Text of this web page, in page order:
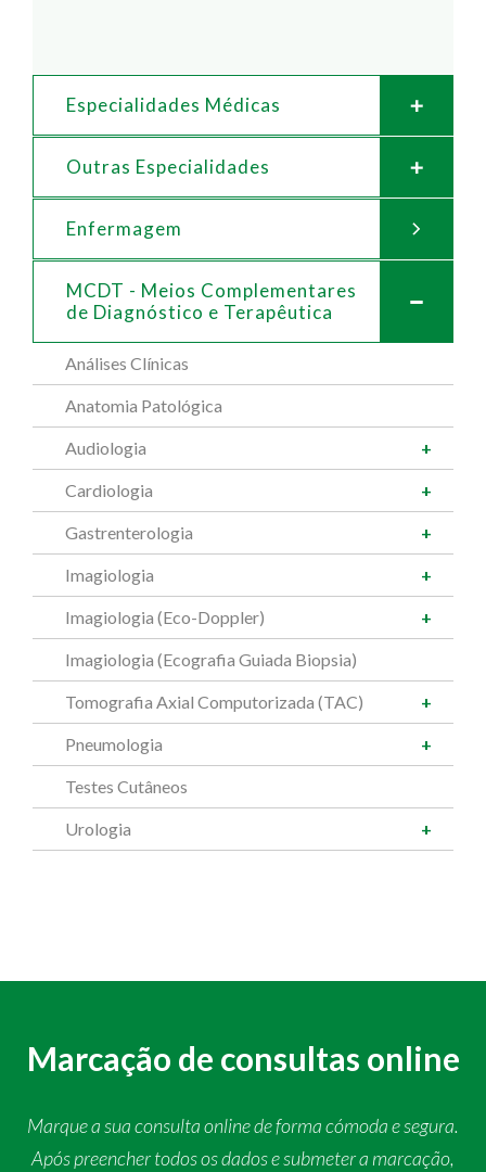
Especialidades Médicas
Outras Especialidades
Enfermagem
MCDT - Meios Complementares
de Diagnóstico e Terapêutica
Análises Clínicas
Anatomia Patológica
Audiologia
Cardiologia
Gastrenterologia
Imagiologia
Imagiologia (Eco-Doppler)
Imagiologia (Ecografia Guiada Biopsia)
Tomografia Axial Computorizada (TAC)
Pneumologia
Testes Cutâneos
Urologia
Marcação de consultas online
Marque a sua consulta online de forma cómoda e segura.
Após preencher todos os dados e submeter a marcação,